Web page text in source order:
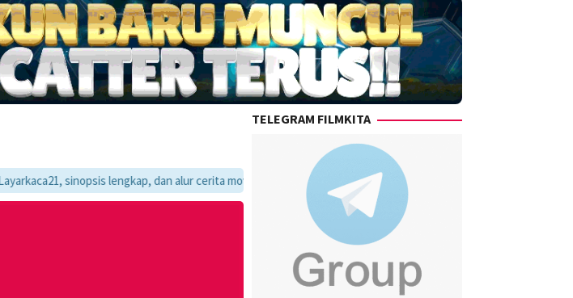
sinopsis lengkap, dan alur cerita movie favoritmu dalam satu tempat yang praktis dan update setiap hari.
TELEGRAM FILMKITA